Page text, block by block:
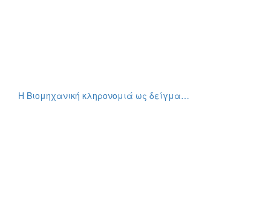
Η Βιομηχανική κληρονομιά ως δείγμα…